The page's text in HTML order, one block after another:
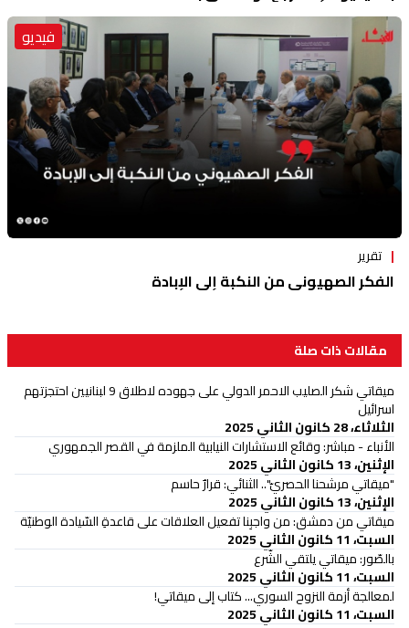
فيديو
تقرير
الفكر الصهيوني من النكبة إلى الإبادة
مقالات ذات صلة
ميقاتي شكر الصليب الاحمر الدولي على جهوده لاطلاق 9 لبنانيين احتجزتهم
اسرائيل
الثلاثاء، 28 كانون الثاني 2025
الأنباء - مباشر: وقائع الاستشارات النيابية الملزمة في القصر الجمهوري
الإثنين، 13 كانون الثاني 2025
"ميقاتي مرشحنا الحصريّ".. الثنائي: قرارٌ حاسم
الإثنين، 13 كانون الثاني 2025
ميقاتي من دمشق: من واجبِنا تفعيل العلاقات على قاعدةِ السّيادة الوطنيّة
السبت، 11 كانون الثاني 2025
بالصّور: ميقاتي يلتقي الشّرع
السبت، 11 كانون الثاني 2025
لمعالجة أزمة النزوح السوري... كتاب إلى ميقاتي!
السبت، 11 كانون الثاني 2025